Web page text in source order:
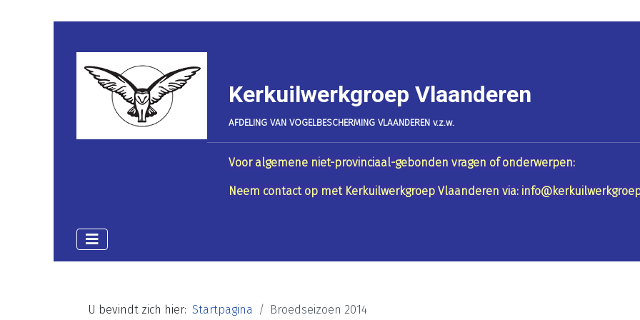
Kerkuilwerkgroep Vlaanderen
AFDELING VAN VOGELBESCHERMING VLAANDEREN v.z.w.
Voor algemene niet-provinciaal-gebonden vragen of onderwerpen:
Neem contact op met Kerkuilwerkgroep Vlaanderen via:
U bevindt zich hier: Startpagina Broedseizoen 2014